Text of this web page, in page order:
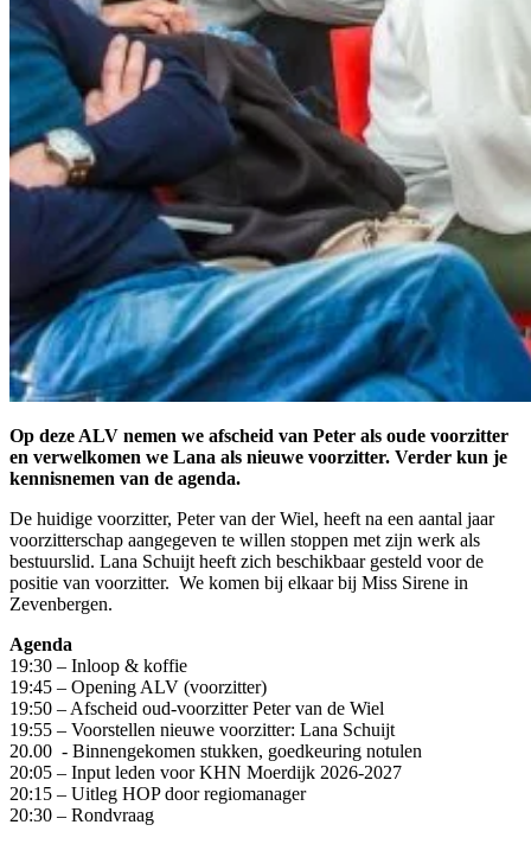
Op deze ALV nemen we afscheid van Peter als oude voorzitter
en verwelkomen we Lana als nieuwe voorzitter. Verder kun je
kennisnemen van de agenda.
De huidige voorzitter, Peter van der Wiel, heeft na een aantal jaar
voorzitterschap aangegeven te willen stoppen met zijn werk als
bestuurslid. Lana Schuijt heeft zich beschikbaar gesteld voor de
positie van voorzitter. We komen bij elkaar bij Miss Sirene in
Zevenbergen.
Agenda
19:30 – Inloop & koffie
19:45 – Opening ALV (voorzitter)
19:50 – Afscheid oud-voorzitter Peter van de Wiel
19:55 – Voorstellen nieuwe voorzitter: Lana Schuijt
20.00 - Binnengekomen stukken, goedkeuring notulen
20:05 – Input leden voor KHN Moerdijk 2026-2027
20:15 – Uitleg HOP door regiomanager
20:30 – Rondvraag